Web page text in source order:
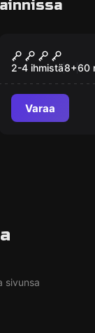
2
2-4 ihmistä8+60
Varaa
sivunsa